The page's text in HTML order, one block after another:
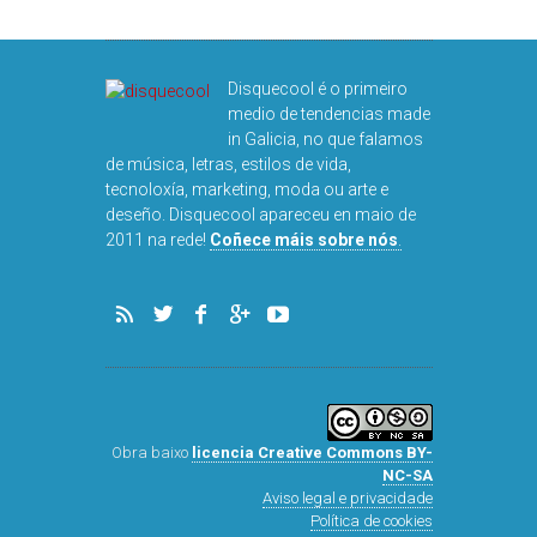
Disquecool é o primeiro
medio de tendencias made
in Galicia, no que falamos
de música, letras, estilos de vida,
2011 na rede!
Coñece máis sobre nós
licencia Creative Commons BY-